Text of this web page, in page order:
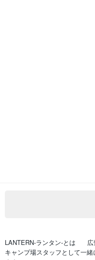
LANTERN-ランタン-とは
キャンプ場スタッフとして一